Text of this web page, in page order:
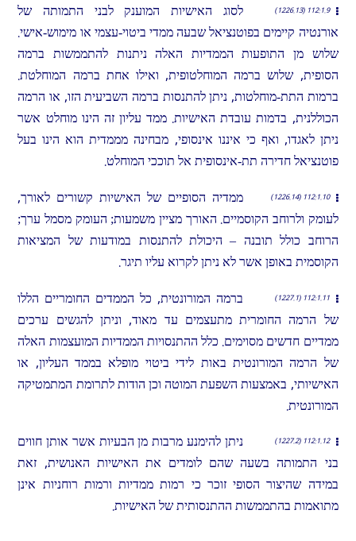
112:1.9 (1226.13)
לסוג האישיות המוענק לבני התמותה של
אורנטיה קיימים בפוטנציאל שבעה ממדי ביטוי-עצמי או מימוש-אישי.
שלוש מן התופעות הממדיות האלה ניתנות להתממשות ברמה
הסופית, שלוש ברמה המוחלטופית, ואילו אחת ברמה המוחלטת.
ברמות התת-מוחלטות, ניתן להתנסות ברמה השביעית הזו, או הרמה
הכוללנית, בדמות עובדת האישיות. ממד עליון זה הינו מוחלט אשר
ניתן לאגדו, ואף כי איננו אינסופי, מבחינה מממדית הוא הינו בעל
פוטנציאל חדירה תת-אינסופית אל תוככי המוחלט.
112:1.10 (1226.14)
ממדיה הסופיים של האישיות קשורים לאורך,
לעומק ולרוחב הקוסמיים. האורך מציין משמעות; העומק מסמל ערך;
הרוחב כולל תובנה – היכולת להתנסות במודעות של המציאות
הקוסמית באופן אשר לא ניתן לקרוא עליו תיגר.
112:1.11 (1227.1)
ברמה המורונטית, כל הממדים החומריים הללו
של הרמה החומרית מתעצמים עד מאוד, וניתן להגשים ערכים
ממדיים חדשים מסוימים. כלל ההתנסויות הממדיות המועצמות האלה
של הרמה המורונטית באות לידי ביטוי מופלא בממד העליון, או
האישיותי, באמצעות השפעת המוטה וכן הודות לתרומת המתמטיקה
המורונטית.
112:1.12 (1227.2)
ניתן להימנע מרבות מן הבעיות אשר אותן חווים
בני התמותה בשעה שהם לומדים את האישיות האנושית, זאת
במידה שהיצור הסופי זוכר כי רמות ממדיות ורמות רוחניות אינן
מתואמות בהתממשות ההתנסותית של האישיות.